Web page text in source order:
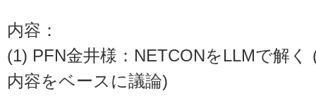
内容：
(1) PFN金井様：NETCONをLLMで解く
内容をベースに議論)